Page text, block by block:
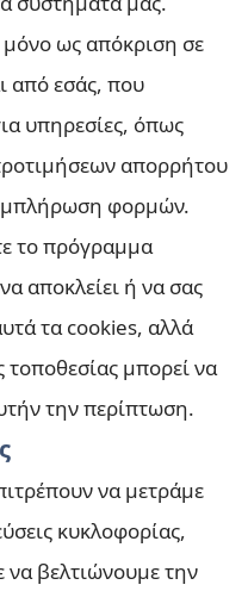
ως απόκριση σε
από εσάς, που
υπηρεσίες, όπως
απορρήτου
φορμών.
το πρόγραμμα
αποκλείει ή να σας
τα cookies, αλλά
μπορεί να
την περίπτωση.
να μετράμε
κυκλοφορίας,
να βελτιώνουμε την